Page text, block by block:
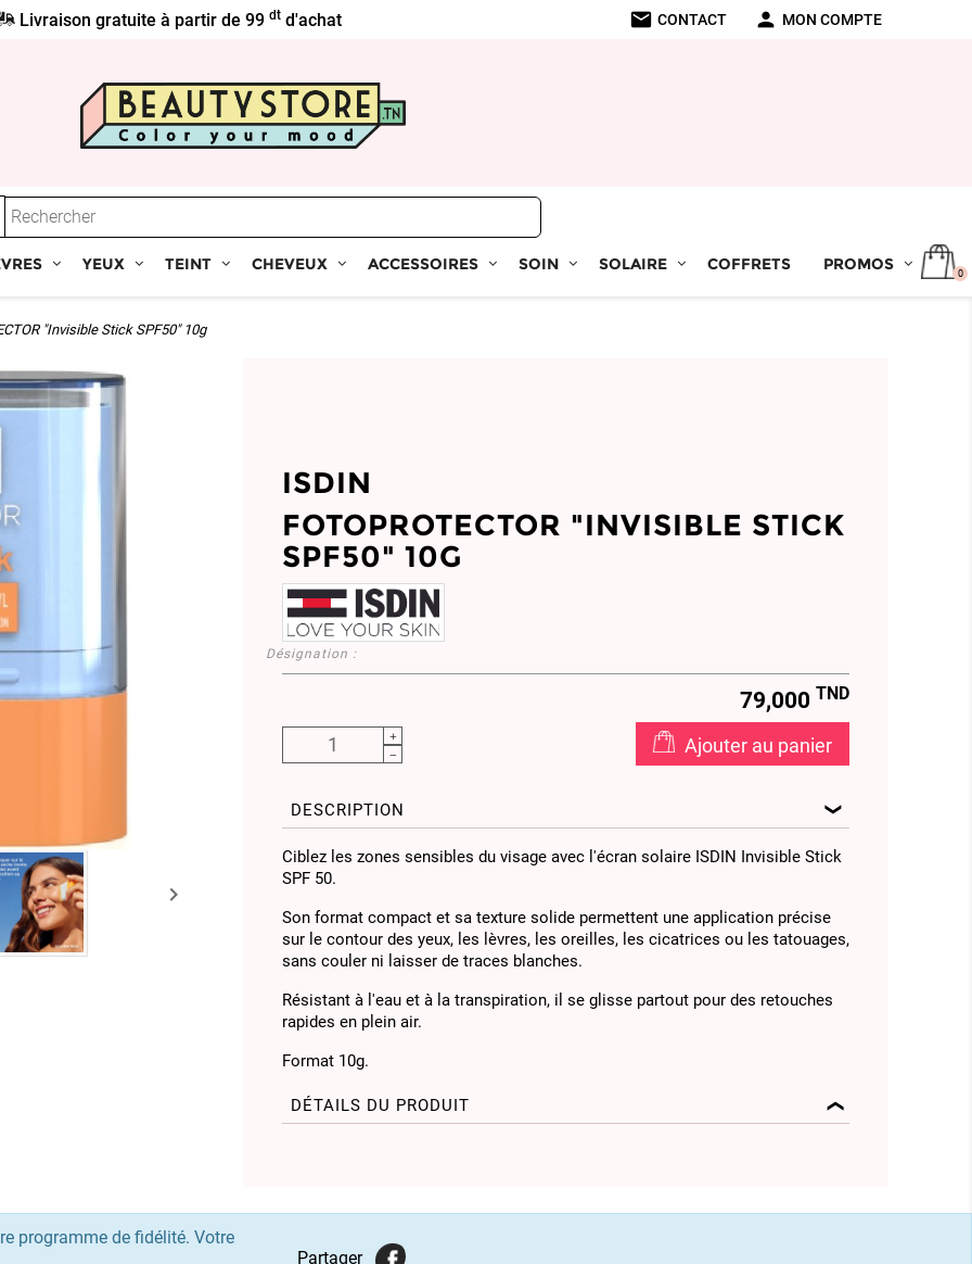
Livraison gratuite à partir de 99dt d'achat mail CONTACT person MON COMPTE
YEUX TEINT CHEVEUX ACCESSOIRES SOIN SOLAIRE COFFRETS PROMOS 0
"Invisible Stick SPF50" 10g

ISDIN
FOTOPROTECTOR "INVISIBLE STICK
SPF50" 10G
Désignation :
79,000 TND
Ajouter au panier
DESCRIPTION
Ciblez les zones sensibles du visage avec l'écran solaire ISDIN Invisible Stick
SPF 50.
Son format compact et sa texture solide permettent une application précise
sur le contour des yeux, les lèvres, les oreilles, les cicatrices ou les tatouages,
sans couler ni laisser de traces blanches.
Résistant à l'eau et à la transpiration, il se glisse partout pour des retouches
rapides en plein air.
Format 10g.
DÉTAILS DU PRODUIT
Partager
programme de fidélité. Votre